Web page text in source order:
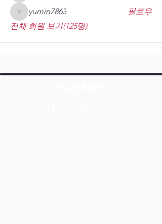
yumin7863
yumin7863
팔로우
전체 회원 보기(125명)